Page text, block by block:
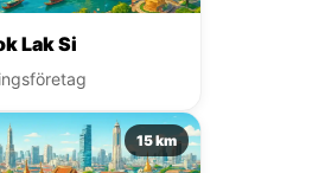
Lak Si
15 km